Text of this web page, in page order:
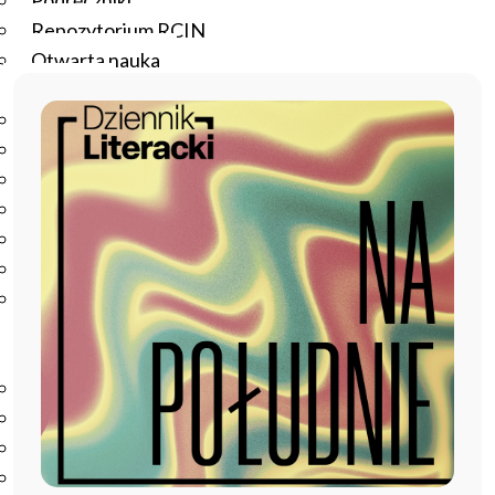
Repozytorium RCIN
Otwarta nauka
Studia podyplomowe
Szkolenia
Szkoła Doktorska Anthropos
Erasmus
Olimpiada Literatury i Języka Polskiego
Olimpiada Literatury i Języka Polskiego dla Szkół
Podstawowych
Biblioteka
O bibliotece
Godziny otwarcia
Katalog
Nowości